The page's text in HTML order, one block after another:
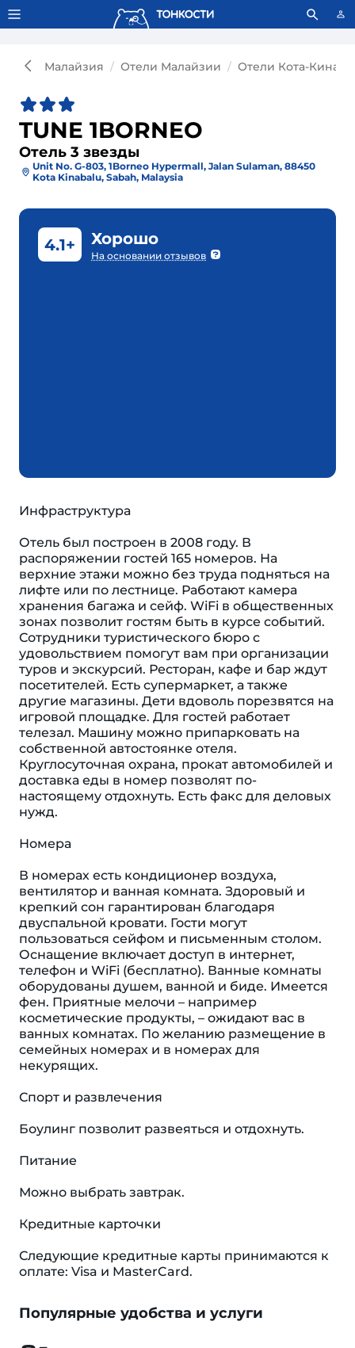
Тонкости используют сookie-файлы. Что это значит?
Малайзия Отели Малайзии Отели Кота-
TUNE 1BORNEO
Отель 3 звезды
Unit No. G-803, 1Borneo Hypermall, Jalan Sulaman, 88450
Kota Kinabalu, Sabah, Malaysia
4.1+ Хорошо
На основании отзывов
Инфраструктура
Отель был построен в 2008 году. В
распоряжении гостей 165 номеров. На
верхние этажи можно без труда подняться на
лифте или по лестнице. Работают камера
хранения багажа и сейф. WiFi в общественных
зонах позволит гостям быть в курсе событий.
Сотрудники туристического бюро с
удовольствием помогут вам при организации
туров и экскурсий. Ресторан, кафе и бар ждут
посетителей. Есть супермаркет, а также
другие магазины. Дети вдоволь порезвятся на
игровой площадке. Для гостей работает
телезал. Машину можно припарковать на
собственной автостоянке отеля.
Круглосуточная охрана, прокат автомобилей и
доставка еды в номер позволят по-
настоящему отдохнуть. Есть факс для деловых
нужд.
Номера
В номерах есть кондиционер воздуха,
вентилятор и ванная комната. Здоровый и
крепкий сон гарантирован благодаря
двуспальной кровати. Гости могут
пользоваться сейфом и письменным столом.
Оснащение включает доступ в интернет,
телефон и WiFi (бесплатно). Ванные комнаты
оборудованы душем, ванной и биде. Имеется
фен. Приятные мелочи – например
косметические продукты, – ожидают вас в
ванных комнатах. По желанию размещение в
семейных номерах и в номерах для
некурящих.
Спорт и развлечения
Боулинг позволит развеяться и отдохнуть.
Питание
Можно выбрать завтрак.
Кредитные карточки
Следующие кредитные карты принимаются к
оплате: Visa и MasterCard.
Популярные удобства и услуги